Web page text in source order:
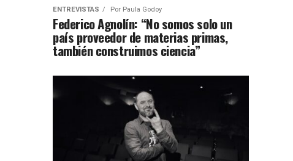
ENTREVISTAS Por Paula Godoy
Federico Agnolín: “No somos solo un
país proveedor de materias primas,
también construimos ciencia”